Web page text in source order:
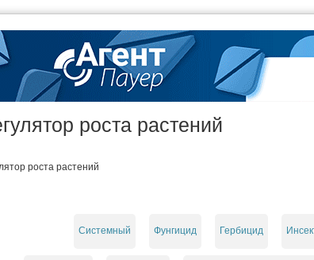
роста растений
роста растений
Гербицид
Фунгицид
Системный